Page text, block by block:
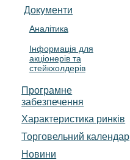
Документи
Аналітика
Інформація для
акціонерів та
стейкхолдерів
Програмне
забезпечення
Характеристика pинків
Торговельний календар
Новини